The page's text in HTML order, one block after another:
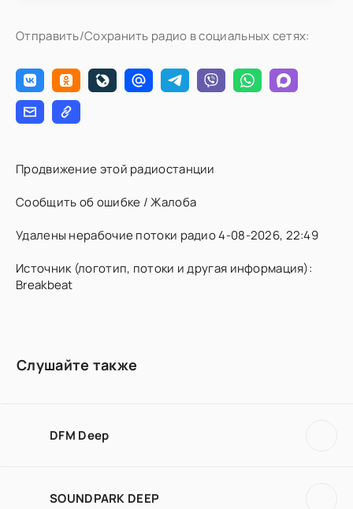
Отправить/Сохранить радио в социальных сетях:
Продвижение этой радиостанции
Сообщить об ошибке / Жалоба
Удалены нерабочие потоки радио 4-08-2026, 22:49
Источник (логотип, потоки и другая информация):
Breakbeat
Слушайте также
DFM Deep
SOUNDPARK DEEP